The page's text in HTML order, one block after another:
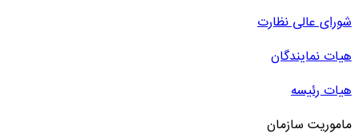
شورای عالی نظارت
هیات نمایندگان
هیات رئیسه
ماموریت سازمان